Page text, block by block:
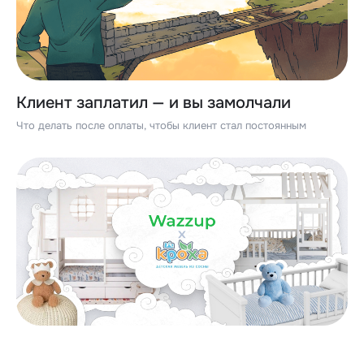
Клиент заплатил — и вы замолчали
Что делать после оплаты, чтобы клиент стал постоянным